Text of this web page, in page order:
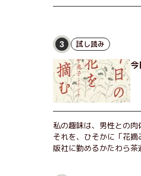
3 試し読み
今
私の趣味は、男性との肉
それを、ひそかに「花
版社に勤めるかたわら